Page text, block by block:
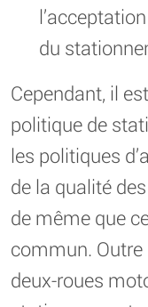
du
Cependant, il
politique de
les politiques
de la qualité
de même que
commun. Outre
deux-roues